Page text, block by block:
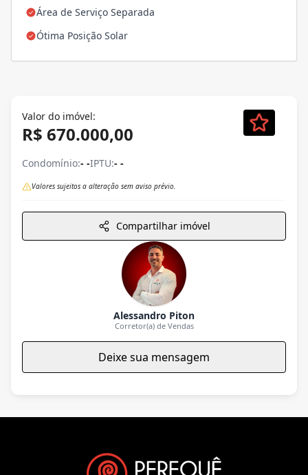
Área de Serviço Separada
Ótima Posição Solar
Valor do imóvel:
R$ 670.000,00
Condomínio:- -IPTU:- -
Valores sujeitos a alteração sem aviso prévio.
Compartilhar imóvel
Alessandro Piton
Corretor(a) de Vendas
Deixe sua mensagem